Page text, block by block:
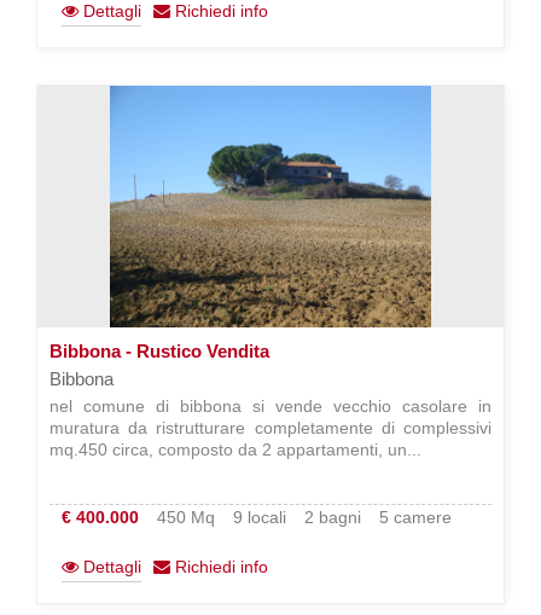
Dettagli Richiedi info
Bibbona - Rustico Vendita
Bibbona
nel comune di bibbona si vende vecchio casolare in
muratura da ristrutturare completamente di complessivi
mq.450 circa, composto da 2 appartamenti, un...
€ 400.000 450 Mq 9 locali 2 bagni 5 camere
Dettagli Richiedi info